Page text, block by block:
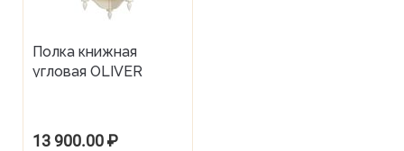
Полка книжная
угловая OLIVER
13 900.00₽